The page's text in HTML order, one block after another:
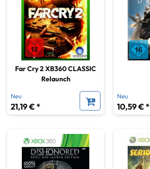
Far Cry 2 XB360 CLASSIC
Relaunch
Neu
21,19 € *
Neu
10,59 € *